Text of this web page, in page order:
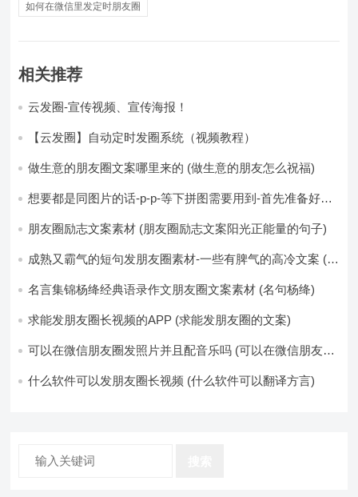
如何在微信里发定时朋友圈
相关推荐
云发圈-宣传视频、宣传海报！
【云发圈】自动定时发圈系统（视频教程）
做生意的朋友圈文案哪里来的 (做生意的朋友怎么祝福)
想要都是同图片的话-p-p-等下拼图需要用到-首先准备好最
片-如果想要图片都不同得话-1-p-可以准备好45张的不同图
朋友圈励志文案素材 (朋友圈励志文案阳光正能量的句子)
成熟又霸气的短句发朋友圈素材-一些有脾气的高冷文案 (成
名言集锦杨绛经典语录作文朋友圈文案素材 (名句杨绛)
求能发朋友圈长视频的APP (求能发朋友圈的文案)
可以在微信朋友圈发照片并且配音乐吗 (可以在微信朋友圈
什么软件可以发朋友圈长视频 (什么软件可以翻译方言)